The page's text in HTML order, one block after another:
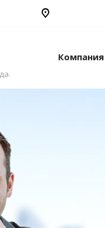
Компания
и компанией с